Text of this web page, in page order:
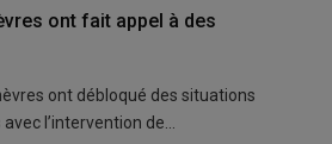
ont fait appel à des
ont débloqué des situations
l’intervention de…